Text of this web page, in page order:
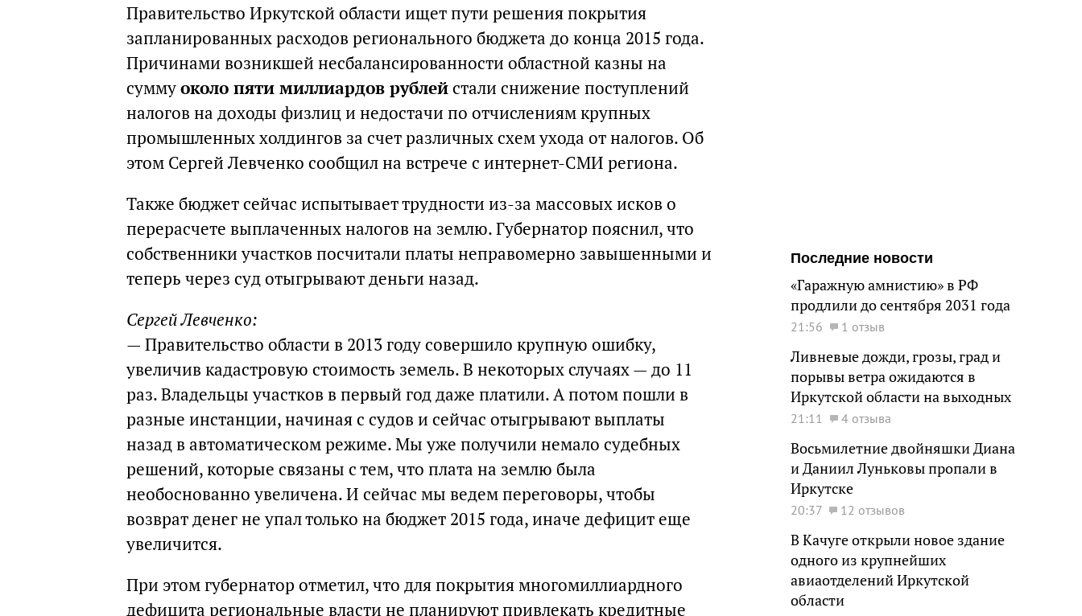
Правительство Иркутской области ищет пути решения покрытия
запланированных расходов регионального бюджета до конца 2015 года.
Причинами возникшей несбалансированности областной казны на
суммуоколо пяти миллиардов рублейстали снижение поступлений
налогов на доходы физлиц и недостачи по отчислениям крупных
промышленных холдингов за счет различных схем ухода от налогов. Об
этом Сергей Левченко сообщил на встрече с интернет-СМИ региона.
Также бюджет сейчас испытывает трудности из-за массовых исков о
перерасчете выплаченных налогов на землю. Губернатор пояснил, что
собственники участков посчитали платы неправомерно завышенными и
теперь через суд отыгрывают деньги назад.
Сергей Левченко:
— Правительство области в 2013 году совершило крупную ошибку,
увеличив кадастровую стоимость земель. В некоторых случаях — до 11
раз. Владельцы участков в первый год даже платили. А потом пошли в
разные инстанции, начиная с судов и сейчас отыгрывают выплаты
назад в автоматическом режиме. Мы уже получили немало судебных
решений, которые связаны с тем, что плата на землю была
необоснованно увеличена. И сейчас мы ведем переговоры, чтобы
возврат денег не упал только на бюджет 2015 года, иначе дефицит еще
увеличится.
При этом губернатор отметил, что для покрытия многомиллиардного
дефицита региональные власти не планируют привлекать кредитные
Последние новости
«Гаражную амнистию» в РФ
продлили до сентября 2031 года
21:56 1 отзыв
Ливневые дожди, грозы, град и
порывы ветра ожидаются в
Иркутской области на выходных
21:11 4 отзыва
Восьмилетние двойняшки Диана
и Даниил Луньковы пропали в
Иркутске
20:37 12 отзывов
В Качуге открыли новое здание
одного из крупнейших
авиаотделений Иркутской
области